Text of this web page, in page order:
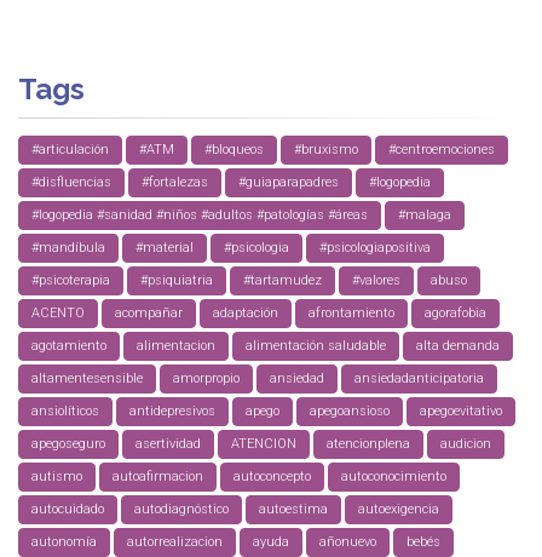
Tags
#articulación #ATM #bloqueos #bruxismo #centroemociones
#disfluencias #fortalezas #guiaparapadres #logopedia
#logopedia #sanidad #niños #adultos #patologías #áreas #malaga
#mandíbula #material #psicologia #psicologiapositiva
#psicoterapia #psiquiatria #tartamudez #valores abuso
ACENTO acompañar adaptación afrontamiento agorafobia
agotamiento alimentacion alimentación saludable alta demanda
altamentesensible amorpropio ansiedad ansiedadanticipatoria
ansiolíticos antidepresivos apego apegoansioso apegoevitativo
apegoseguro asertividad ATENCION atencionplena audicion
autismo autoafirmacion autoconcepto autoconocimiento
autocuidado autodiagnóstico autoestima autoexigencia
autonomía autorrealizacion ayuda añonuevo bebés